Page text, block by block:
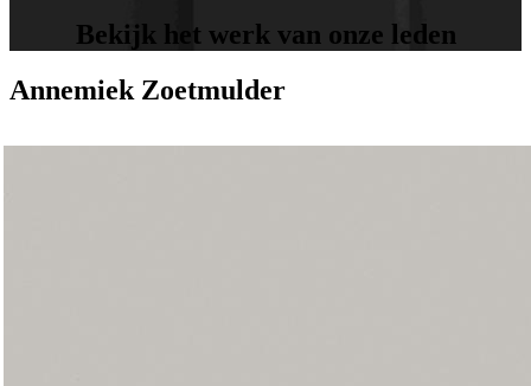
Bekijk het werk van onze leden
Annemiek Zoetmulder